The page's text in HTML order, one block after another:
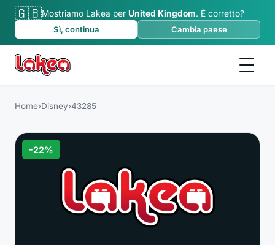
🇬🇧Mostriamo Lakea per United Kingdom. È corretto?
Sì, continua
Cambia paese
Home›Disney›43285
-22%